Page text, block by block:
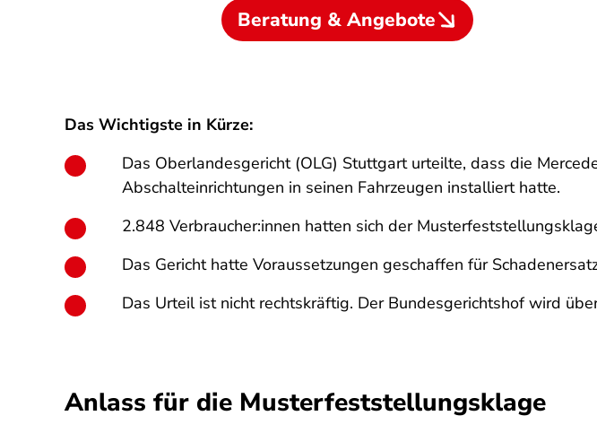
Beratung & Angebote
Das Wichtigste in Kürze:
Das Oberlandesgericht (OLG) Stuttgart urteilte, dass die
Abschalteinrichtungen in seinen Fahrzeugen installiert hatte.
2.848 Verbraucher:innen hatten sich der
Das Gericht hatte Voraussetzungen geschaffen für
Das Urteil ist nicht rechtskräftig. Der Bundesgerichtshof wird
Anlass für die Musterfeststellungsklage